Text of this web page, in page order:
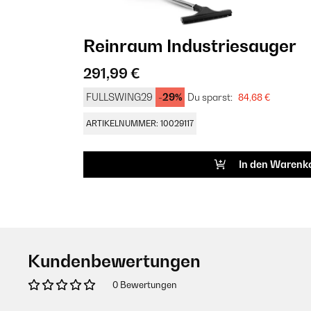
Reinraum Industriesauger
291,99 €
FULLSWING29 -29% Du sparst: 84,68 €
ARTIKELNUMMER: 10029117
In den
Kundenbewertungen
0 Bewertungen